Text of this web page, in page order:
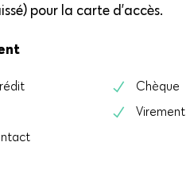
pour la carte d’accès.
Chèque
Virement